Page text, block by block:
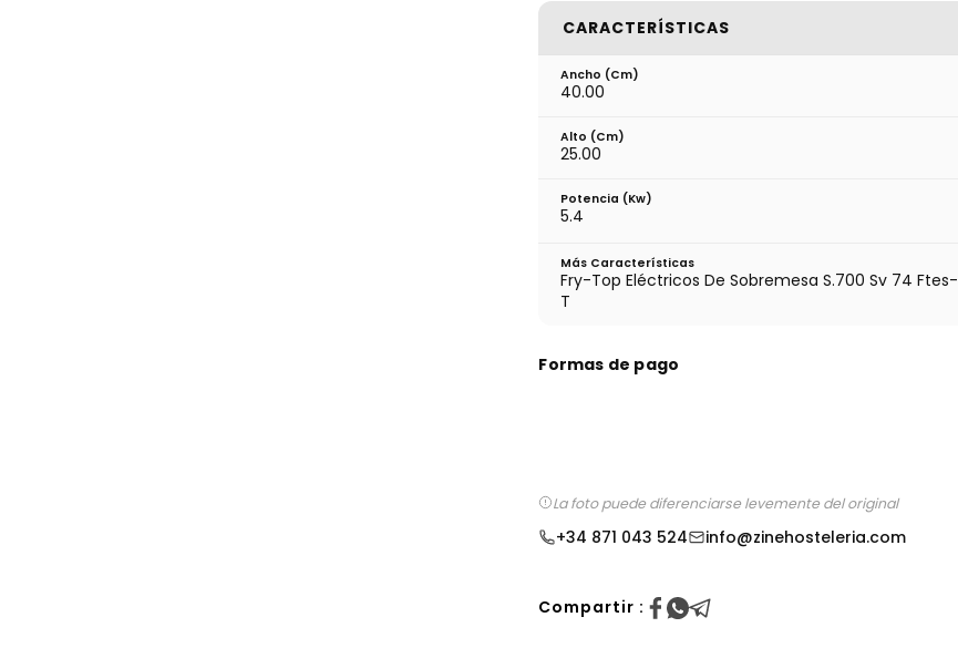
CARACTERÍSTICAS
Ancho (cm)
40.00
Alto (cm)
25.00
Potencia (Kw)
5.4
Más Características
Fry-Top Eléctricos De Sobremesa S.700 Sv 74 Ftes-
T
Formas de pago
La foto puede diferenciarse levemente del original
+34 871 043 524 info@zinehosteleria.com
Compartir :